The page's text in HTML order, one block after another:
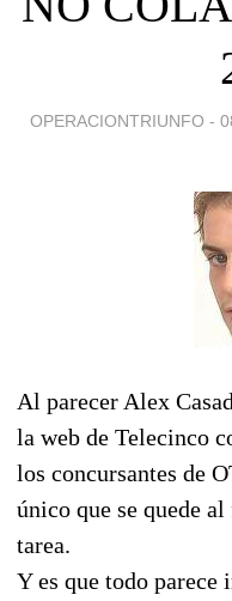
OPERACIONTRIUNFO -
Al parecer Alex
la web de Telecinco
los concursantes de
único que se quede
tarea.
Y es que todo